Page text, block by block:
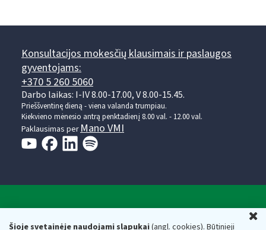
Šioje svetainėje naudojami slapukai(angl. cookies). Būtinieji
Konsultacijos mokesčių klausimais ir paslaugos
gyventojams:
+370 5 260 5060
Darbo laikas: I-IV 8.00-17.00, V 8.00-15.45.
Prieššventinę dieną - viena valanda trumpiau.
Kiekvieno mėnesio antrą penktadienį 8.00 val. - 12.00 val.
Paklausimas per Mano VMI